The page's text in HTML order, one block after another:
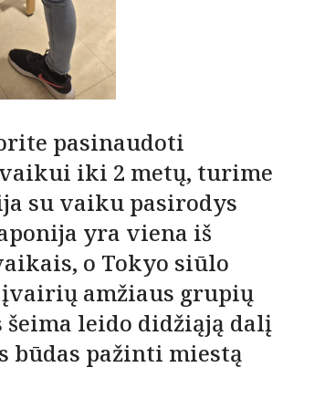
pasinaudoti
iki 2 metų, turime
su vaiku pasirodys
yra viena iš
o Tokyo siūlo
amžiaus grupių
leido didžiąją dalį
būdas pažinti miestą